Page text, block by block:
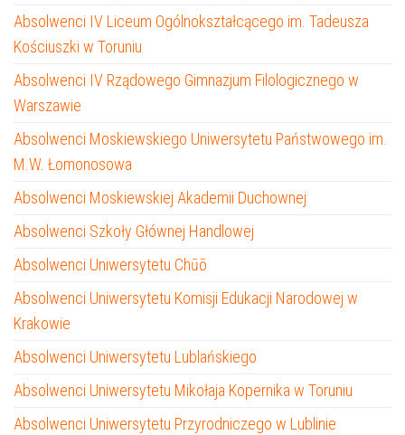
Absolwenci IV Liceum Ogólnokształcącego im. Tadeusza
Kościuszki w Toruniu
Absolwenci IV Rządowego Gimnazjum Filologicznego w
Warszawie
Absolwenci Moskiewskiego Uniwersytetu Państwowego im.
M.W. Łomonosowa
Absolwenci Moskiewskiej Akademii Duchownej
Absolwenci Szkoły Głównej Handlowej
Absolwenci Uniwersytetu Chūō
Absolwenci Uniwersytetu Komisji Edukacji Narodowej w
Krakowie
Absolwenci Uniwersytetu Lublańskiego
Absolwenci Uniwersytetu Mikołaja Kopernika w Toruniu
Absolwenci Uniwersytetu Przyrodniczego w Lublinie